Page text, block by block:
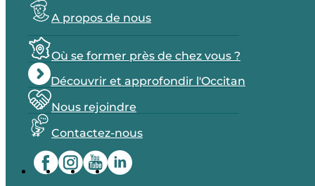
A propos de nous
Où se former près de chez vous ?
Découvrir et approfondir l'Occitan
Nous rejoindre
Contactez-nous